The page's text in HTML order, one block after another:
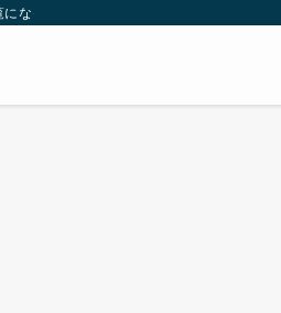
なっていってください。